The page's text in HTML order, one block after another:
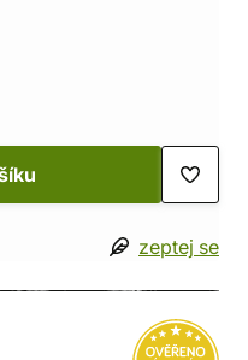
zeptej se